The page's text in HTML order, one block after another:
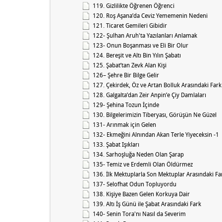
119. Gizlilikte Öğrenen Öğrenci
120. Roş Aşana’da Ceviz Yememenin Nedeni
121. Ticaret Gemileri Gibidir
122- Şulhan Aruh'ta Yazılanları Anlamak
123- Onun Boşanması ve Eli Bir Olur
124. Bereşit ve Altı Bin Yılın Şabatı
125. Şabat’tan Zevk Alan Kişi
126– Şehre Bir Bilge Gelir
127. Çekirdek, Öz ve Artan Bolluk Arasındaki Fark
128. Galgalta’dan Zeir Anpin’e Çiy Damlaları
129- Şehina Tozun İçinde
130. Bilgelerimizin Tiberyası, Görüşün Ne Güzel
131- Arınmak için Gelen
132- Ekmeğini Alnından Akan Terle Yiyeceksin -1
133. Şabat Işıkları
134. Sarhoşluğa Neden Olan Şarap
135- Temiz ve Erdemli Olan Öldürmez
136. İlk Mektuplarla Son Mektuplar Arasındaki
137- Selofhat Odun Topluyordu
138. Kişiye Bazen Gelen Korkuya Dair
139. Altı İş Günü ile Şabat Arasındaki Fark
140- Senin Tora'nı Nasıl da Severim